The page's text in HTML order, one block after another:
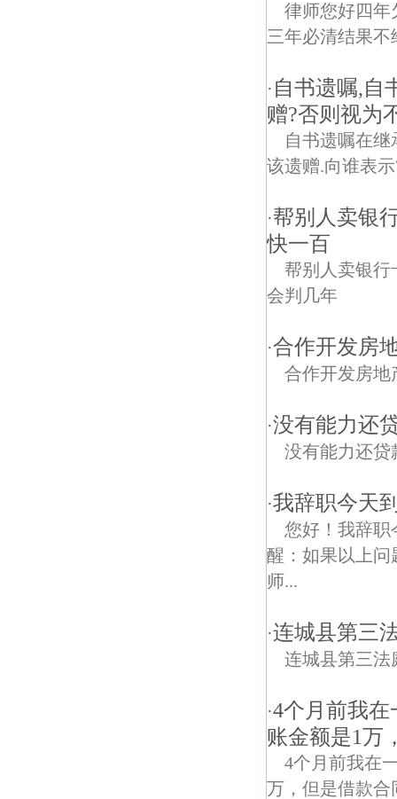
律师您好四年
三年必清结果
· 自书遗嘱,自
赠?否则视为
自书遗嘱在
该遗赠.向谁表示
·帮别人卖银
快一百
帮别人卖银行
会判几年
·合作开发房
合作开发房地
·没有能力还
没有能力还贷
·我辞职今天
您好！我辞职
醒：如果以上问
师...
·连城县第三
连城县第三法
·4个月前我
账金额是1万
4个月前我在
万，但是借款合